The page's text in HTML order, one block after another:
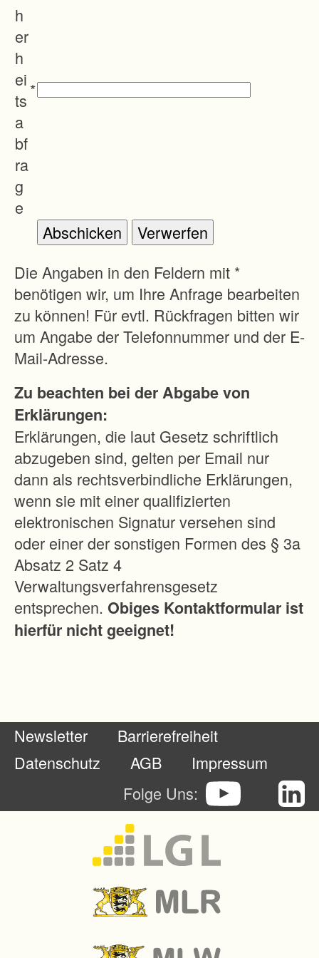
h
er
h
ei
ts
a
bf
ra
g
e
*
Die Angaben in den Feldern mit *
benötigen wir, um Ihre Anfrage bearbeiten
zu können! Für evtl. Rückfragen bitten wir
um Angabe der Telefonnummer und der E-
Mail-Adresse.
Zu beachten bei der Abgabe von
Erklärungen:
Erklärungen, die laut Gesetz schriftlich
abzugeben sind, gelten per Email nur
dann als rechtsverbindliche Erklärungen,
wenn sie mit einer qualifizierten
elektronischen Signatur versehen sind
oder einer der sonstigen Formen des § 3a
Absatz 2 Satz 4
Verwaltungsverfahrensgesetz
entsprechen. Obiges Kontaktformular ist
hierfür nicht geeignet!
Newsletter
Barrierefreiheit
Datenschutz
AGB
Impressum
Folge Uns: